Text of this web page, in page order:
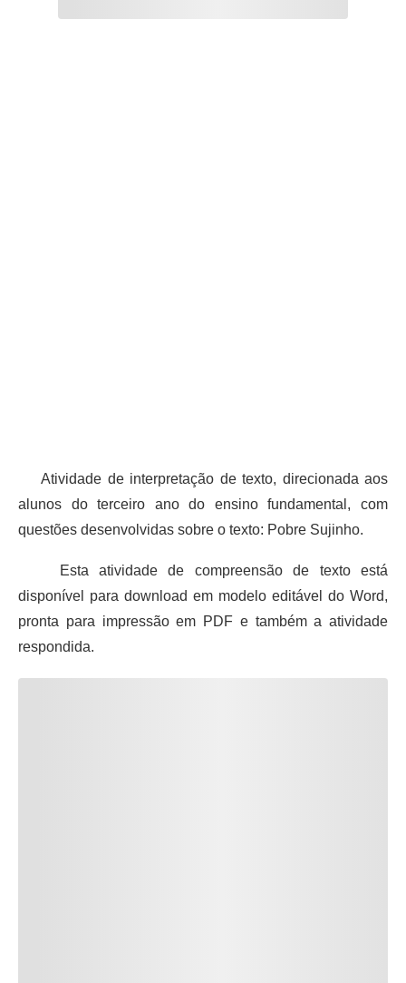
Atividade de interpretação de texto, direcionada aos
alunos do terceiro ano do ensino fundamental, com
questões desenvolvidas sobre o texto: Pobre Sujinho.
Esta atividade de compreensão de texto está
disponível para download em modelo editável do Word,
pronta para impressão em PDF e também a atividade
respondida.